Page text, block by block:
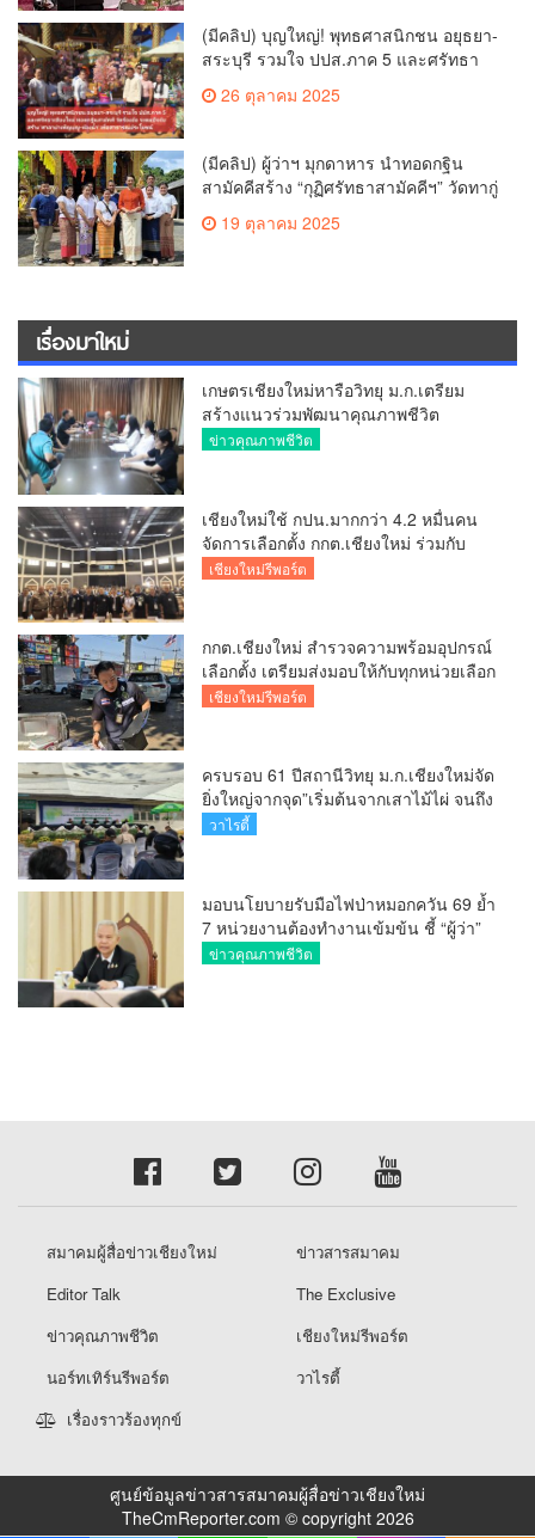
เผาทำลายยาเสพติดทิ้งทันทีหากจับได้
(มีคลิป) บุญใหญ่! พุทธศาสนิกชน อยุธยา-
สระบุรี รวมใจ ปปส.ภาค 5 และศรัทธา
26 ตุลาคม 2025
(มีคลิป) ผู้ว่าฯ มุกดาหาร นำทอดกฐิน
สามัคคีสร้าง “กุฏิศรัทธาสามัคคีฯ” วัดทากู่
แก้วลำพูน ยอดปัจจัย 5 แสนกว่าบาท
19 ตุลาคม 2025
เรื่องมาใหม่
เกษตรเชียงใหม่หารือวิทยุ ม.ก.เตรียม
สร้างแนวร่วมพัฒนาคุณภาพชีวิต
เกษตรกร สื่อสารข้อมูลถูกต้องขับเคลื่อน
ข่าวคุณภาพชีวิต
เชียงใหม่ใช้ กปน.มากกว่า 4.2 หมื่นคน
จัดการเลือกตั้ง กกต.เชียงใหม่ ร่วมกับ
นายอำเภอหางดง ตรวจความเรียบร้อย
เชียงใหม่รีพอร์ต
กกต.เชียงใหม่ สำรวจความพร้อมอุปกรณ์
เลือกตั้ง เตรียมส่งมอบให้กับทุกหน่วยเลือก
ตั้งในวันพรุ่งนี้
เชียงใหม่รีพอร์ต
ครบรอบ 61 ปีสถานีวิทยุ ม.ก.เชียงใหม่จัด
ยิ่งใหญ่จากจุด”เริ่มต้นจากเสาไม้ไผ่ จนถึง
วันที่มี KURplus ในวันนี้”
วาไรตี้
มอบนโยบายรับมือไฟป่าหมอกควัน 69 ย้ำ
7 หน่วยงานต้องทำงานเข้มข้น ชี้ “ผู้ว่า”
คีย์แมนสำคัญทำปัญหาลด
ข่าวคุณภาพชีวิต
สมาคมผู้สื่อข่าวเชียงใหม่
ข่าวสารสมาคม
Editor Talk
The Exclusive
ข่าวคุณภาพชีวิต
เชียงใหม่รีพอร์ต
นอร์ทเทิร์นรีพอร์ต
วาไรตี้
เรื่องราวร้องทุกข์
ศูนย์ข้อมูลข่าวสารสมาคมผู้สื่อข่าวเชียงใหม่
TheCmReporter.com © copyright 2026